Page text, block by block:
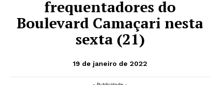
frequentadores do
Boulevard Camaçari nesta
sexta (21)
19 de janeiro de 2022